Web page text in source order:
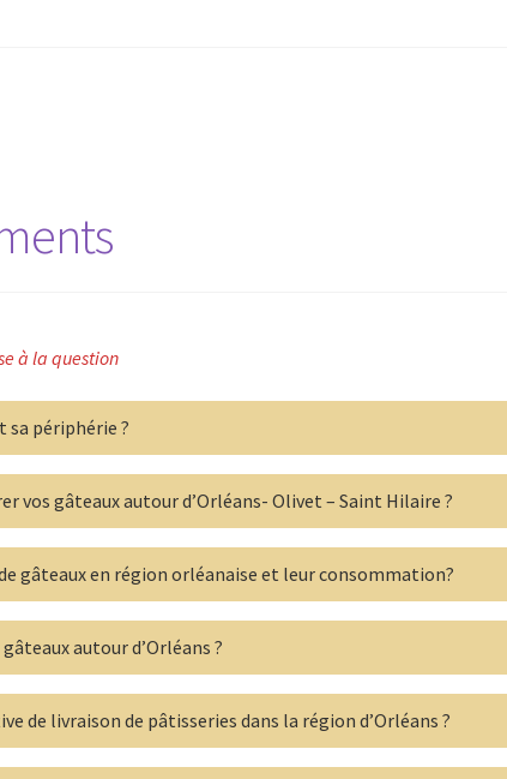
à la question
sa périphérie ?
vos gâteaux autour d’Orléans- Olivet – Saint Hilaire ?
gâteaux en région orléanaise et leur consommation?
autour d’Orléans ?
de livraison de pâtisseries dans la région d’Orléans ?